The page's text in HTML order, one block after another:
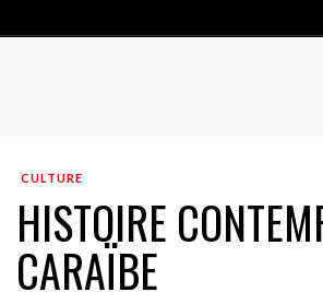
CULTURE
HISTOIRE
CARAÏBE